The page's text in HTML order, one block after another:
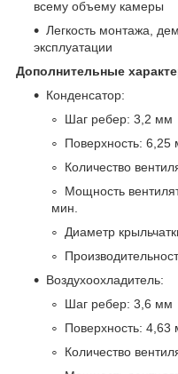
всему объему камеры
Легкость монтажа,
эксплуатации
Дополнительные
Конденсатор:
Шаг ребер: 3,2 мм
Поверхность: 6,25
Количество
Мощность
мин.
Диаметр
Воздухоохладитель:
Шаг ребер: 3,6 мм
Поверхность: 4,63
Количество